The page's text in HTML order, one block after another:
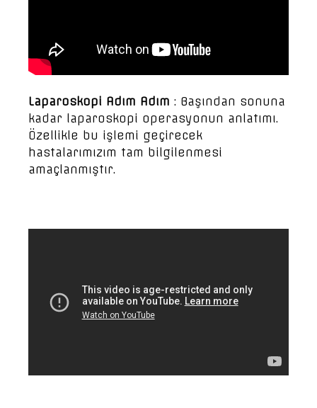
Laparoskopi Adım Adım : Başından sonuna
kadar laparoskopi operasyonun anlatımı.
Özellikle bu işlemi geçirecek
hastalarımızım tam bilgilenmesi
amaçlanmıştır.